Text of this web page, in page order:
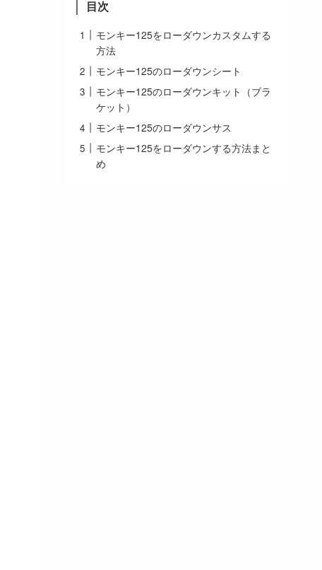
目次
モンキー125をローダウンカスタムする
方法
モンキー125のローダウンシート
モンキー125のローダウンキット（ブラ
ケット）
モンキー125のローダウンサス
モンキー125をローダウンする方法まと
め